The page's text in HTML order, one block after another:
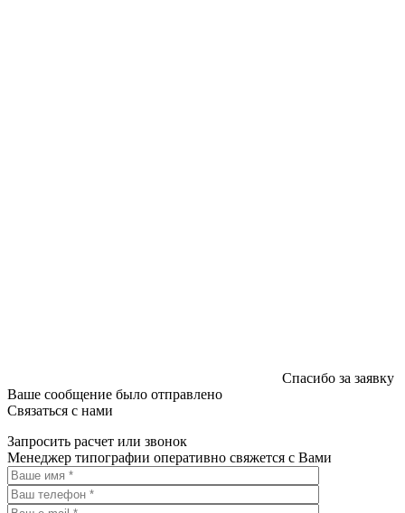
Спасибо за заявку
Ваше сообщение было отправлено
Связаться с нами
Запросить расчет или звонок
Менеджер типографии оперативно свяжется с Вами